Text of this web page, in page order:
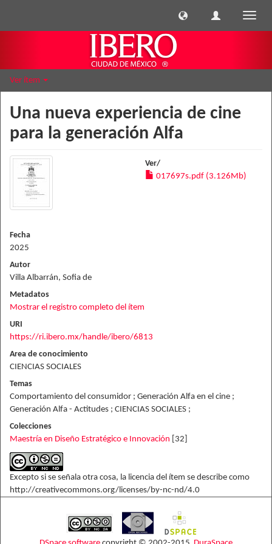
Ver ítem
Una nueva experiencia de cine
para la generación Alfa
Ver/
017697s.pdf (3.126Mb)
Fecha
2025
Autor
Villa Albarrán, Sofia de
Metadatos
Mostrar el registro completo del ítem
URI
https://ri.ibero.mx/handle/ibero/6813
Area de conocimiento
CIENCIAS SOCIALES
Temas
Comportamiento del consumidor ; Generación Alfa en el cine ;
Generación Alfa - Actitudes ; CIENCIAS SOCIALES ;
Colecciones
Maestría en Diseño Estratégico e Innovación [32]
Excepto si se señala otra cosa, la licencia del ítem se describe como
http://creativecommons.org/licenses/by-nc-nd/4.0